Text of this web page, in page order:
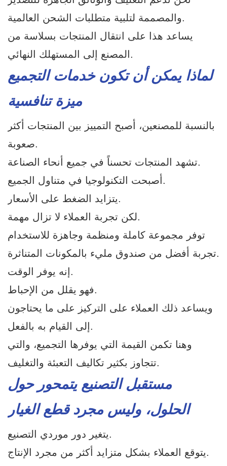
والمصممة لتلبية متطلبات الشحن العالمية.
يساعد هذا على انتقال المنتجات بسلاسة من
المصنع إلى المستهلك النهائي.
لماذا يمكن أن تكون خدمات التجميع
ميزة تنافسية
بالنسبة للمصنعين، أصبح التمييز بين المنتجات أكثر
صعوبة.
تشهد المنتجات تحسناً في جميع أنحاء الصناعة.
أصبحت التكنولوجيا في متناول الجميع.
يتزايد الضغط على الأسعار.
لكن تجربة العملاء لا تزال مهمة.
توفر مجموعة كاملة ومنظمة وجاهزة للاستخدام
تجربة أفضل من صندوق مليء بالمكونات المتناثرة.
إنه يوفر الوقت.
فهو يقلل من الإحباط.
ويساعد ذلك العملاء على التركيز على ما يحتاجون
إلى القيام به بالفعل.
وهنا تكمن القيمة التي يوفرها التجميع، والتي
تتجاوز بكثير تكاليف التعبئة والتغليف.
مستقبل التصنيع يتمحور حول
الحلول، وليس مجرد قطع الغيار
يتغير دور موردي التصنيع.
يتوقع العملاء بشكل متزايد أكثر من مجرد الإنتاج.